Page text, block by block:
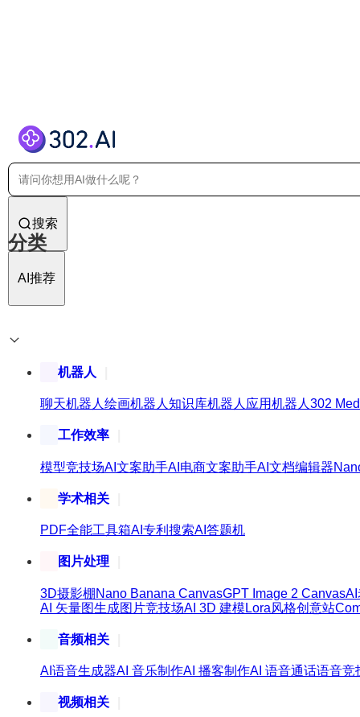
搜索
AI推荐
分类
机器人
聊天机器人 绘画机器人 知识库机器人 应用机器人 302
工作效率
模型竞技场AI文案助手AI电商文案助手AI文档编辑器
学术相关
PDF全能工具箱AI专利搜索AI答题机
图片处理
3D摄影棚 Nano Banana CanvasGPT Image 2 CanvasAI
AI 矢量图生成图片竞技场AI 3D 建模 Lora风格创意站
音频相关
AI语音生成器AI 音乐制作AI 播客制作AI 语音通话语音竞
视频相关